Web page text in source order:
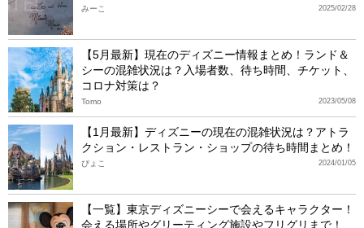
2025/02/28
みーこ
【5月最新】現在のディズニー情報まとめ！ランド＆
シーの混雑状況は？入場者数、待ち時間、チケット、
コロナ対策は？
2023/05/08
Tomo
【1月最新】ディズニーの現在の混雑状況は？アトラ
クション・レストラン・ショップの待ち時間まとめ！
2024/01/05
ぴょこ
【一覧】東京ディズニーシーで会えるキャラクター！
会える場所やグリーティング施設やフリグリまで！